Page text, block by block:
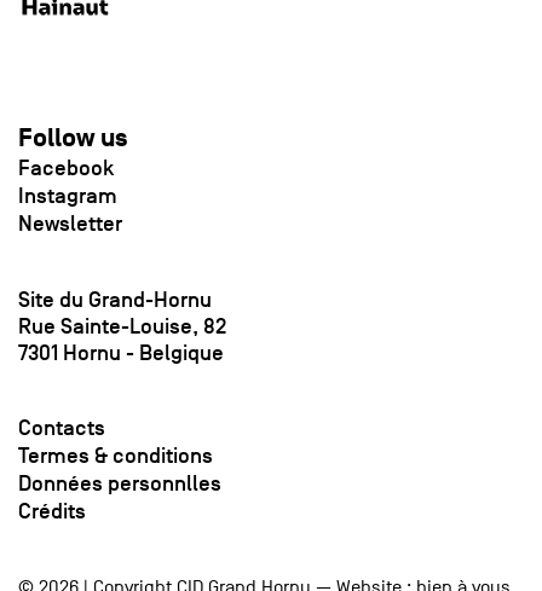
Follow us
Facebook
Instagram
Newsletter
Site du Grand-Hornu
Rue Sainte-Louise, 82
7301 Hornu - Belgique
Contacts
Termes & conditions
Données personnlles
Crédits